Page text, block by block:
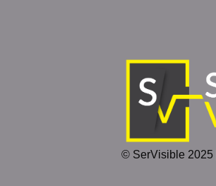
O
© SerVisible 2025